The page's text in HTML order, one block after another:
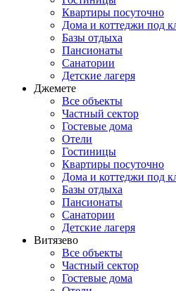
Квартиры посуточно
Дома и коттеджи под
Базы отдыха
Пансионаты
Санатории
Детские лагеря
Джемете
Все объекты
Частный сектор
Гостевые дома
Отели
Гостиницы
Квартиры посуточно
Дома и коттеджи под
Базы отдыха
Пансионаты
Санатории
Детские лагеря
Витязево
Все объекты
Частный сектор
Гостевые дома